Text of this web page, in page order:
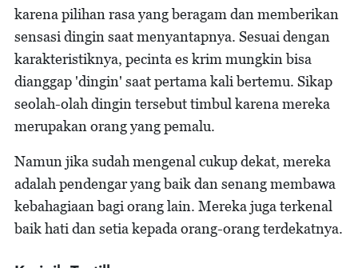
karena pilihan rasa yang beragam dan memberikan
sensasi dingin saat menyantapnya. Sesuai dengan
karakteristiknya, pecinta es krim mungkin bisa
dianggap 'dingin' saat pertama kali bertemu. Sikap
seolah-olah dingin tersebut timbul karena mereka
merupakan orang yang pemalu.
Namun jika sudah mengenal cukup dekat, mereka
adalah pendengar yang baik dan senang membawa
kebahagiaan bagi orang lain. Mereka juga terkenal
baik hati dan setia kepada orang-orang terdekatnya.